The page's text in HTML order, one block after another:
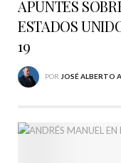
APUNTES
ESTADOS
19
POR JOSÉ ALBERTO